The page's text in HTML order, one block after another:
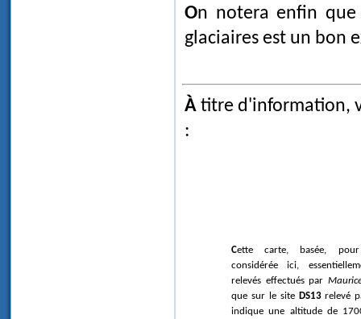
On notera enfin que l'existence de cette prairie sur d'anciens terrains
glaciaires est un bon
À titre
:
Cette carte, basée, pour la région
considérée ici,
relevés effectués par
que sur le site DS13relevé
indique une altitude de